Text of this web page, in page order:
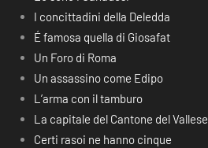
I concittadini della Deledda
É famosa quella di Giosafat
Un Foro di Roma
Un assassino come Edipo
L’arma con il tamburo
La capitale del Cantone del Vallese
Certi rasoi ne hanno cinque